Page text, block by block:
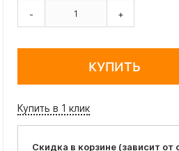
- +
КУПИТЬ
Купить в 1 клик
Скидка в корзине (зависит от